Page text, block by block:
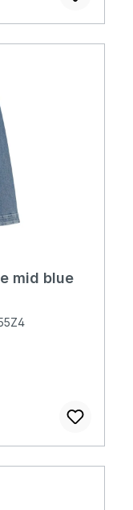
mid blue